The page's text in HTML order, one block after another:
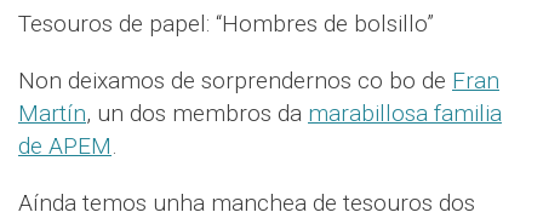
Tesouros de papel: “Hombres de bolsillo”
Non deixamos de sorprendernos co bo de Fran
Martín, un dos membros da marabillosa familia
de APEM.
Aínda temos unha manchea de tesouros dos